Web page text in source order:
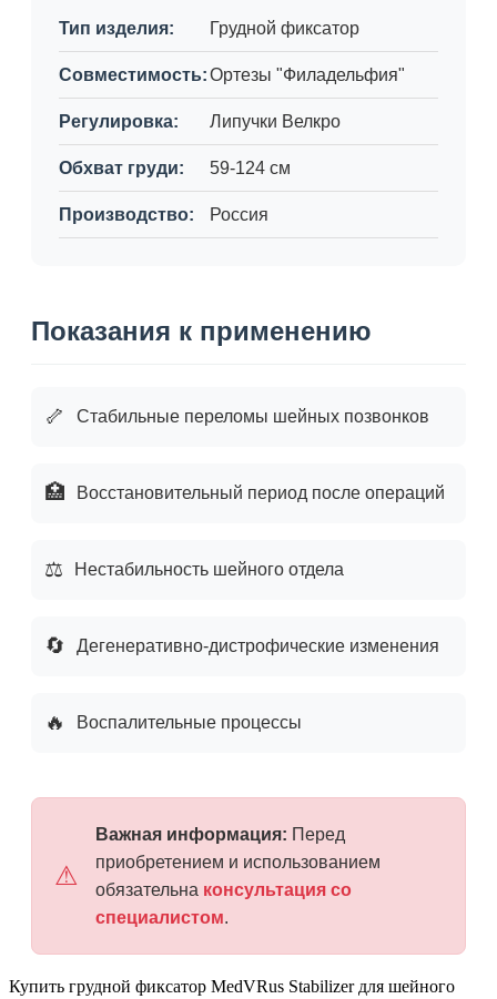
Тип изделия: Грудной фиксатор
Совместимость:Ортезы "Филадельфия"
Регулировка: Липучки Велкро
Обхват груди: 59-124 см
Производство: Россия
Показания к применению
🦴 Стабильные переломы шейных позвонков
🏥 Восстановительный период после операций
⚖️ Нестабильность шейного отдела
🔄 Дегенеративно-дистрофические изменения
🔥 Воспалительные процессы
⚠
Важная информация: Перед
приобретением и использованием
обязательна консультация со
специалистом.
Купить грудной фиксатор MedVRus Stabilizer для шейного